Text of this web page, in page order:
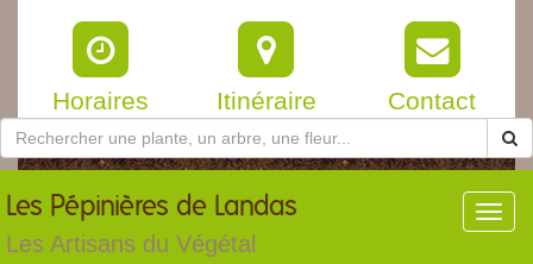
Horaires Itinéraire Contact
Les Pépinières de Landas
Les Artisans du Végétal